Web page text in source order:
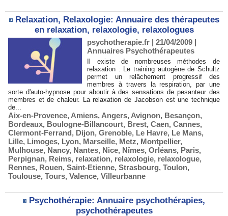
Relaxation, Relaxologie: Annuaire des thérapeutes
en relaxation, relaxologie, relaxologues
psychotherapie.fr | 21/04/2009 |
Annuaires Psychothérapeutes
Il existe de nombreuses méthodes de
relaxation : Le training autogène de Schultz
permet un relâchement progressif des
membres à travers la respiration, par une
sorte d'auto-hypnose pour aboutir à des sensations de pesanteur des
membres et de chaleur. La relaxation de Jacobson est une technique
de...
Aix-en-Provence, Amiens, Angers, Avignon, Besançon,
Bordeaux, Boulogne-Billancourt, Brest, Caen, Cannes,
Clermont-Ferrand, Dijon, Grenoble, Le Havre, Le Mans,
Lille, Limoges, Lyon, Marseille, Metz, Montpellier,
Mulhouse, Nancy, Nantes, Nice, Nîmes, Orléans, Paris,
Perpignan, Reims, relaxation, relaxologie, relaxologue,
Rennes, Rouen, Saint-Etienne, Strasbourg, Toulon,
Toulouse, Tours, Valence, Villeurbanne
Psychothérapie: Annuaire psychothérapies,
psychothérapeutes